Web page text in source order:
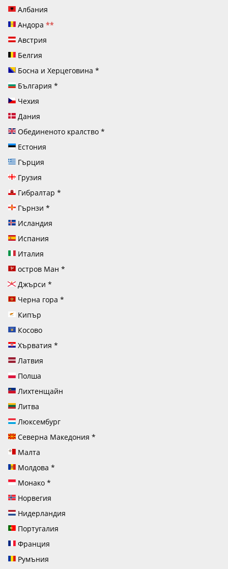
Албания
Андора **
Австрия
Белгия
Босна и Херцеговина *
България *
Чехия
Дания
Обединеното кралство *
Естония
Гърция
Грузия
Гибралтар *
Гърнзи *
Исландия
Испания
Италия
остров Ман *
Джърси *
Черна гора *
Кипър
Косово
Хърватия *
Латвия
Полша
Лихтенщайн
Литва
Люксембург
Северна Македония *
Малта
Молдова *
Монако *
Норвегия
Нидерландия
Португалия
Франция
Румъния